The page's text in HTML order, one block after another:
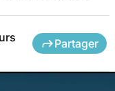
Partager